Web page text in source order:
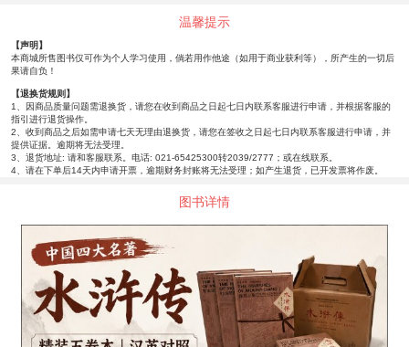
温馨提示
【声明】
本商城所售图书仅可作为个人学习使用，倘若用作他途（如用于商业获利等），所产生的一切后
果请自负！
【退换货规则】
1、因商品质量问题需退换货，请您在收到商品之日起七日内联系客服进行申请，并根据客服的
指引进行退货操作。
2、收到商品之后如需申请七天无理由退换货，请您在签收之日起七日内联系客服进行申请，并
提供证据。逾期将无法受理。
3、退货地址: 请和客服联系。电话: 021-65425300转2039/2777；或在线联系。
4、请在下单后14天内申请开票，逾期财务封账将无法受理；如产生退货，已开发票将作废。
图书详情